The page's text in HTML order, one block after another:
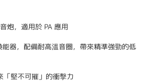
炮，適用於 PA 應用
器，配備耐高溫音圈，帶來精準強勁的低
「堅不可摧」的衝擊力